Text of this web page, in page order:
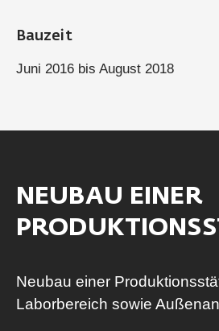
Bauzeit
Juni 2016 bis August 2018
NEUBAU EINER
Neubau einer
Laborbereich sowie